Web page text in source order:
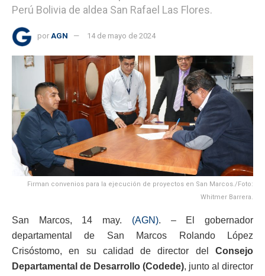
Perú Bolivia de aldea San Rafael Las Flores.
por AGN 14 de mayo de 2024
Firman convenios para la ejecución de proyectos en San Marcos./Foto:
Whitmer Barrera.
San Marcos, 14 may. (AGN). – El gobernador
departamental de San Marcos Rolando López
Crisóstomo, en su calidad de director del Consejo
Departamental de Desarrollo (Codede), junto al director